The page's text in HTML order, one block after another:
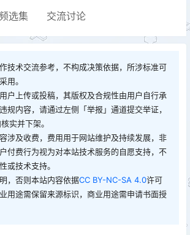
选集 交流讨论
技术交流参考，不构成决策依据，所涉标准可
用。
户上传或投稿，其版权及合规性由用户自行承
规内容，请通过左侧「举报」通道提交举证，
实并下架。
涉及收费，费用用于网站维护及持续发展，非
付费行为视为对本站技术服务的自愿支持，不
或技术支持。
，否则本站内容依据CC BY-NC-SA 4.0许可
用途需保留来源标识，商业用途需申请书面授